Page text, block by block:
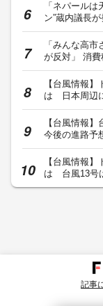
「ネパール
ン”蔵内議長
「みんな高
が反対」 消
【台風情報
は 日本周辺
【台風情報
今後の進路
【台風情報
は 台風13号
記事